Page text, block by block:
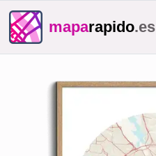
maparapido.es